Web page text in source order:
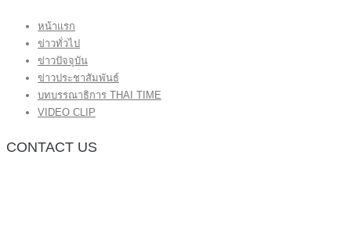
หน้าแรก
ข่าวทั่วไป
ข่าวปัจจุบัน
ข่าวประชาสัมพันธ์
บทบรรณาธิการ THAI TIME
VIDEO CLIP
CONTACT US